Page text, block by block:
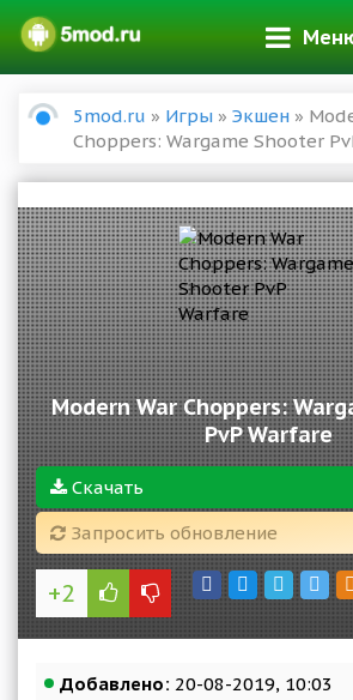
5mod.ru » Игры » Экшен »
Choppers: Wargame Shooter
Modern War Choppers:
PvP Warfare
Скачать
Запросить обновление
+2
Добавлено: 20-08-2019, 10:03